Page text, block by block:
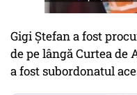
Gigi Ştefan a fost
de pe lângă Curtea de
a fost subordonatul